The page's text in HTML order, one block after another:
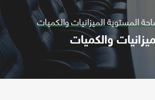
المستوية الميزانيات والكميات
والكميات